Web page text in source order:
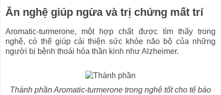
Ăn nghệ giúp ngừa và trị chứng mất trí
Aromatic-turmerone, một hợp chất được tìm thấy trong
nghệ, có thể giúp cải thiện sức khỏe não bộ của những
người bị bệnh thoái hóa thần kinh như Alzheimer.
Thành phần Aromatic-turmerone trong nghệ tốt cho tế bào